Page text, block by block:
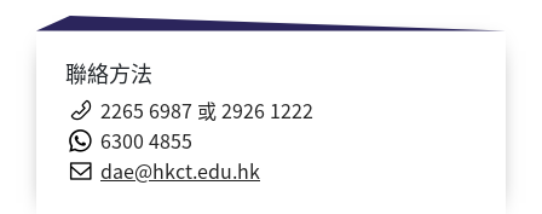
聯絡方法
2265 6987 或2926 1222
6300 4855
dae@hkct.edu.hk